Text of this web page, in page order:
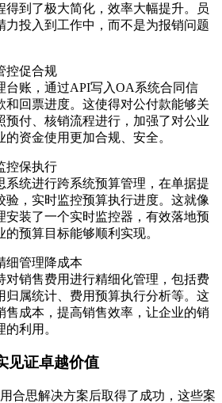
得到了极大简化，效率大幅提升。员
力投入到工作中，而不是为报销问题
控促合规
台账，通过API写入OA系统合同信
和回票进度。这使得对公付款能够关
预付、核销流程进行，加强了对公业
资金使用更加合规、安全。
控保执行
系统进行跨系统预算管理，在单据提
验，实时监控预算执行进度。这就像
安装了一个实时监控器，有效落地预
预算目标能够顺利实现。
细管理降成本
对销售费用进行精细化管理，包括费
归属统计、费用预算执行分析等。这
售成本，提高销售效率，让企业的销
利用。
见证卓越价值
合思解决方案后取得了成功，这些案